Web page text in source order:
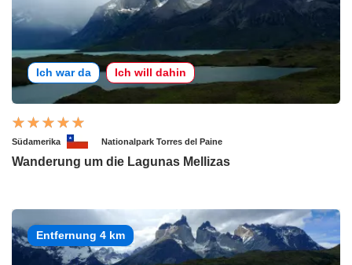
Ich war da Ich will dahin
Südamerika Nationalpark Torres del Paine
Wanderung um die Lagunas Mellizas
Entfernung 4 km